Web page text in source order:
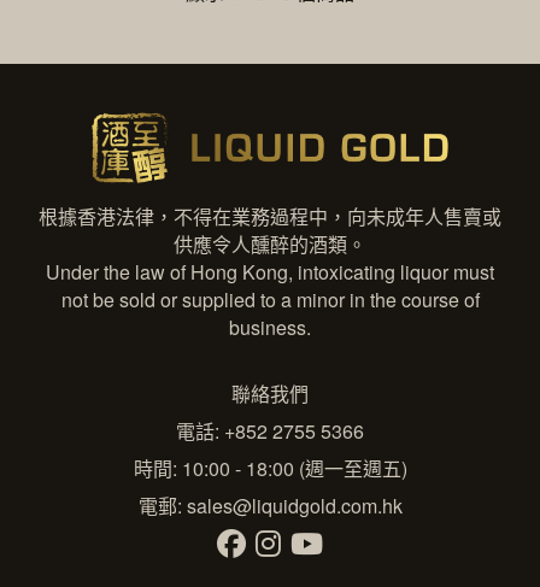
根據香港法律，不得在業務過程中，向未成年人售賣或
供應令人醺醉的酒類。
Under the law of Hong Kong, intoxicating liquor must
not be sold or supplied to a minor in the course of
business.
聯絡我們
電話: +852 2755 5366
時間: 10:00 - 18:00 (週一至週五)
電郵: sales@liquidgold.com.hk